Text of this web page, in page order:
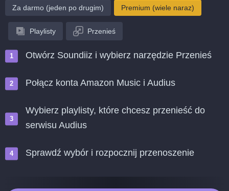
Za darmo (jeden po drugim) Premium (wiele naraz)
Playlisty Przenieś
Otwórz Soundiiz i wybierz narzędzie Przenieś
Połącz konta Amazon Music i Audius
Wybierz playlisty, które chcesz przenieść do
serwisu Audius
Sprawdź wybór i rozpocznij przenoszenie